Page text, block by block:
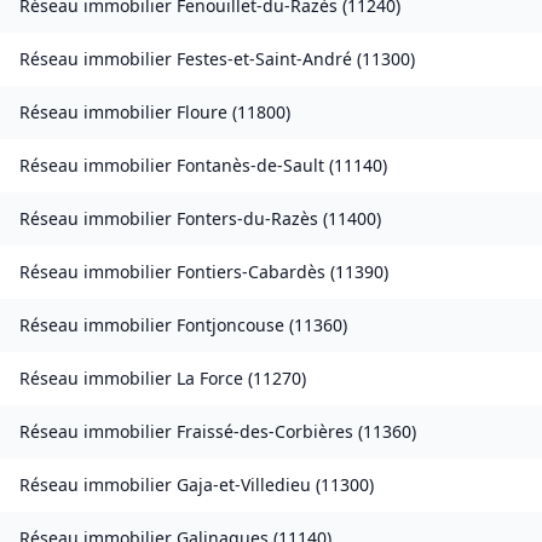
Réseau immobilier Fenouillet-du-Razès (11240)
Réseau immobilier Festes-et-Saint-André (11300)
Réseau immobilier Floure (11800)
Réseau immobilier Fontanès-de-Sault (11140)
Réseau immobilier Fonters-du-Razès (11400)
Réseau immobilier Fontiers-Cabardès (11390)
Réseau immobilier Fontjoncouse (11360)
Réseau immobilier La Force (11270)
Réseau immobilier Fraissé-des-Corbières (11360)
Réseau immobilier Gaja-et-Villedieu (11300)